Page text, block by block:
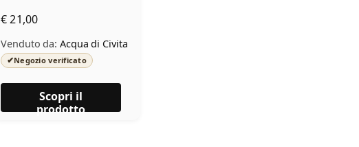
€ 21,00
Venduto da: Acqua di Civita
✔Negozio verificato
Scopri il
prodotto